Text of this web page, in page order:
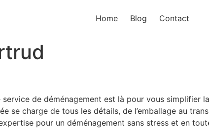
Home Blog Contact
de déménagement est là pour vous simplifier
se charge de tous les détails, de l’emballage au
pour un déménagement sans stress et en